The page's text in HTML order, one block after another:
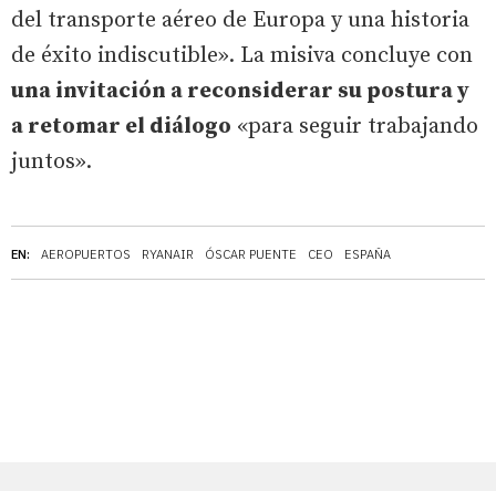
EN: AEROPUERTOS RYANAIR ÓSCAR PUENTE CEO ESPAÑA
del transporte aéreo de Europa y una historia
de éxito indiscutible». La misiva concluye con
una invitación a reconsiderar su postura y
a retomar el diálogo «para seguir trabajando
juntos».